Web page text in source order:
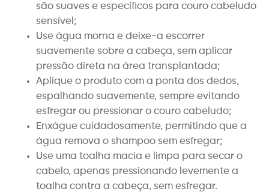
são suaves e específicos para couro cabeludo
sensível;
Use água morna e deixe-a escorrer
suavemente sobre a cabeça, sem aplicar
pressão direta na área transplantada;
Aplique o produto com a ponta dos dedos,
espalhando suavemente, sempre evitando
esfregar ou pressionar o couro cabeludo;
Enxágue cuidadosamente, permitindo que a
água remova o shampoo sem esfregar;
Use uma toalha macia e limpa para secar o
cabelo, apenas pressionando levemente a
toalha contra a cabeça, sem esfregar.